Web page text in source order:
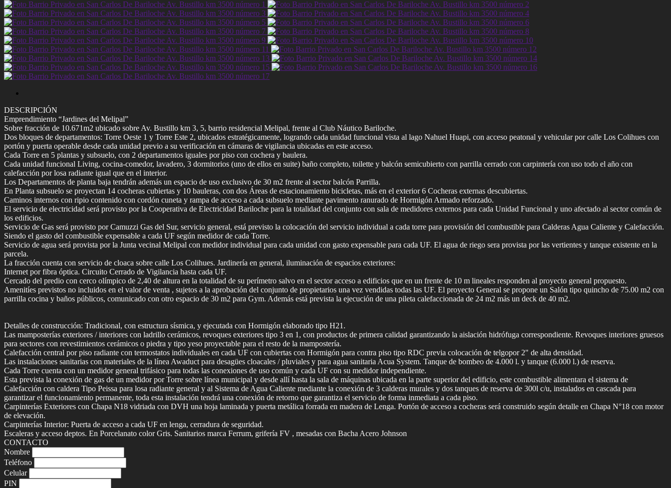
DESCRIPCIÓN
Emprendimiento “Jardines del Melipal”
Sobre fracción de 10.671m2 ubicado sobre Av. Bustillo km 3, 5, barrio residencial Melipal, frente al Club Náutico Bariloche.
Dos bloques de departamentos: Torre Oeste 1 y Torre Este 2, ubicados estratégicamente, logrando cada unidad funcional vista al lago Nahuel Huapi, con acceso peatonal y vehicular por calle Los Colihues con
portón y puerta operable desde cada unidad previo a su verificación en cámaras de vigilancia ubicadas en este acceso.
Cada Torre en 5 plantas y subsuelo, con 2 departamentos iguales por piso con cochera y baulera.
Cada unidad funcional Living, cocina-comedor, lavadero, 3 dormitorios (uno de ellos en suite) baño completo, toilette y balcón semicubierto con parrilla cerrado con carpintería con uso todo el año con
calefacción por losa radiante igual que en el interior.
Los Departamentos de planta baja tendrán además un espacio de uso exclusivo de 30 m2 frente al sector balcón Parrilla.
En Planta subsuelo se proyectan 14 cocheras cubiertas y 10 bauleras, con dos Áreas de estacionamiento bicicletas, más en el exterior 6 Cocheras externas descubiertas.
Caminos internos con ripio contenido con cordón cuneta y rampa de acceso a cada subsuelo mediante pavimento ranurado de Hormigón Armado reforzado.
El servicio de electricidad será provisto por la Cooperativa de Electricidad Bariloche para la totalidad del conjunto con sala de medidores externos para cada Unidad Funcional y uno afectado al sector común de
los edificios.
Servicio de Gas será provisto por Camuzzi Gas del Sur, servicio general, está previsto la colocación del servicio individual a cada torre para provisión del combustible para Calderas Agua Caliente y Calefacción.
Siendo el gasto del combustible expensable a cada UF según medidor de cada Torre.
Servicio de agua será provista por la Junta vecinal Melipal con medidor individual para cada unidad con gasto expensable para cada UF. El agua de riego sera provista por las vertientes y tanque existente en la
parcela.
La fracción cuenta con servicio de cloaca sobre calle Los Colihues. Jardinería en general, iluminación de espacios exteriores:
Internet por fibra óptica. Circuito Cerrado de Vigilancia hasta cada UF.
Cercado del predio con cerco olímpico de 2,40 de altura en la totalidad de su perímetro salvo en el sector acceso a edificios que en un frente de 10 m lineales responden al proyecto general propuesto.
Amenitíes previstos no incluidos en el valor de venta , sujetos a la aprobación del conjunto de propietarios una vez vendidas todas las UF. El proyecto General se propone un Salón tipo quincho de 75.00 m2 con
parrilla cocina y baños públicos, comunicado con otro espacio de 30 m2 para Gym. Además está prevista la ejecución de una pileta calefaccionada de 24 m2 más un deck de 40 m2.
Detalles de construcción: Tradicional, con estructura sísmica, y ejecutada con Hormigón elaborado tipo H21.
Las mamposterías exteriores / interiores con ladrillo cerámicos, revoques exteriores tipo 3 en 1, con productos de primera calidad garantizando la aislación hidrófuga correspondiente. Revoques interiores gruesos
para sectores con revestimientos cerámicos o piedra y tipo yeso proyectable para el resto de la mampostería.
Calefacción central por piso radiante con termostatos individuales en cada UF con cubiertas con Hormigón para contra piso tipo RDC previa colocación de telgopor 2" de alta densidad.
Las instalaciones sanitarias con materiales de la línea Awaduct para desagües cloacales / pluviales y para agua sanitaria Acua System. Tanque de bombeo de 4.000 l. y tanque (6.000 l.) de reserva.
Cada Torre cuenta con un medidor general trifásico para todas las conexiones de uso común y cada UF con su medidor independiente.
Esta prevista la conexión de gas de un medidor por Torre sobre línea municipal y desde allí hasta la sala de máquinas ubicada en la parte superior del edificio, este combustible alimentara el sistema de
Calefacción con caldera Tipo Peissa para losa radiante general y al Sistema de Agua Caliente mediante la conexión de 3 calderas murales y dos tanques de reserva de 300l c/u, instalados en cascada para
garantizar el funcionamiento permanente, toda esta instalación tendrá una conexión de retorno que garantiza el servicio de forma inmediata a cada piso.
Carpinterías Exteriores con Chapa N18 vidriada con DVH una hoja laminada y puerta metálica forrada en madera de Lenga. Portón de acceso a cocheras será construido según detalle en Chapa N°18 con motor
de elevación.
Carpinterías Interior: Puerta de acceso a cada UF en lenga, cerradura de seguridad.
Escaleras y acceso deptos. En Porcelanato color Gris. Sanitarios marca Ferrum, grifería FV , mesadas con Bacha Acero Johnson
CONTACTO
Nombre
Teléfono
Celular
PIN